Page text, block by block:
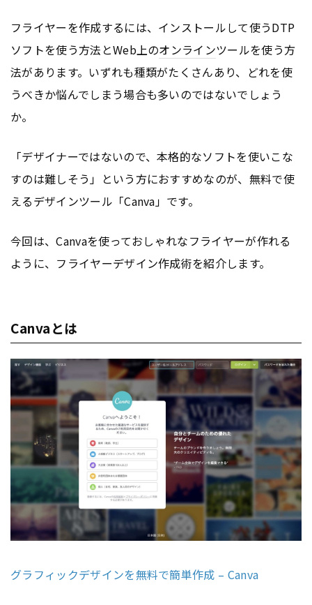
フライヤーを作成するには、インストールして使うDTP
ソフトを使う方法とWeb上のオンラインツールを使う方
法があります。いずれも種類がたくさんあり、どれを使
うべきか悩んでしまう場合も多いのではないでしょう
か。
「デザイナーではないので、本格的なソフトを使いこな
すのは難しそう」という方におすすめなのが、無料で使
えるデザインツール「Canva」です。
今回は、Canvaを使っておしゃれなフライヤーが作れる
ように、フライヤーデザイン作成術を紹介します。
Canvaとは
グラフィックデザインを無料で簡単作成 – Canva